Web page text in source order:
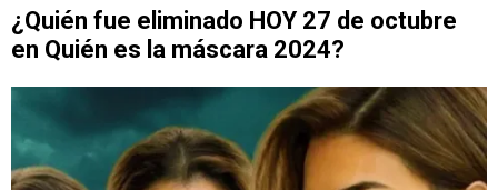
¿Quién fue eliminado HOY 27 de octubre
en Quién es la máscara 2024?